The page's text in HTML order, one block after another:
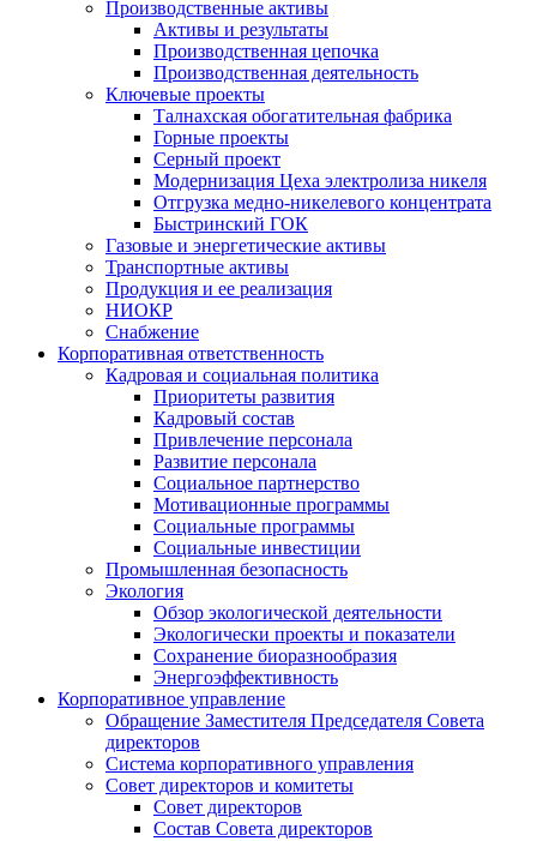
Производственные активы
Активы и результаты
Производственная цепочка
Производственная деятельность
Ключевые проекты
Талнахская обогатительная фабрика
Горные проекты
Серный проект
Модернизация Цеха электролиза никеля
Отгрузка медно-никелевого концентрата
Быстринский ГОК
Газовые и энергетические активы
Транспортные активы
Продукция и ее реализация
НИОКР
Снабжение
Корпоративная ответственность
Кадровая и социальная политика
Приоритеты развития
Кадровый состав
Привлечение персонала
Развитие персонала
Социальное партнерство
Мотивационные программы
Социальные программы
Социальные инвестиции
Промышленная безопасность
Экология
Обзор экологической деятельности
Экологически проекты и показатели
Сохранение биоразнообразия
Энергоэффективность
Корпоративное управление
Обращение Заместителя Председателя Совета
директоров
Система корпоративного управления
Совет директоров и комитеты
Совет директоров
Состав Совета директоров